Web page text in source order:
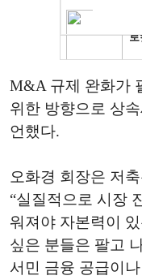
M&A 규제 완화가
위한 방향으로 상
언했다.
오화경 회장은 저
“실질적으로 시장
워져야 자본력이
싶은 분들은 팔고
서민 금융 공급이